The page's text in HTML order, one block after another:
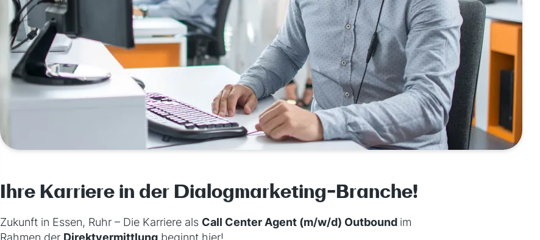
Ihre Karriere in der Dialogmarketing-Branche!
Zukunft in Essen, Ruhr – Die Karriere als Call Center Agent (m/w/d) Outbound im
Rahmen der Direktvermittlungbeginnt hier!